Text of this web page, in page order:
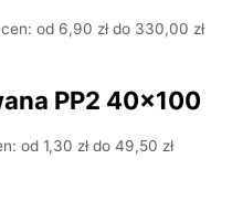
od 6,90 zł do 330,00 zł
PP2 40×100
od 1,30 zł do 49,50 zł